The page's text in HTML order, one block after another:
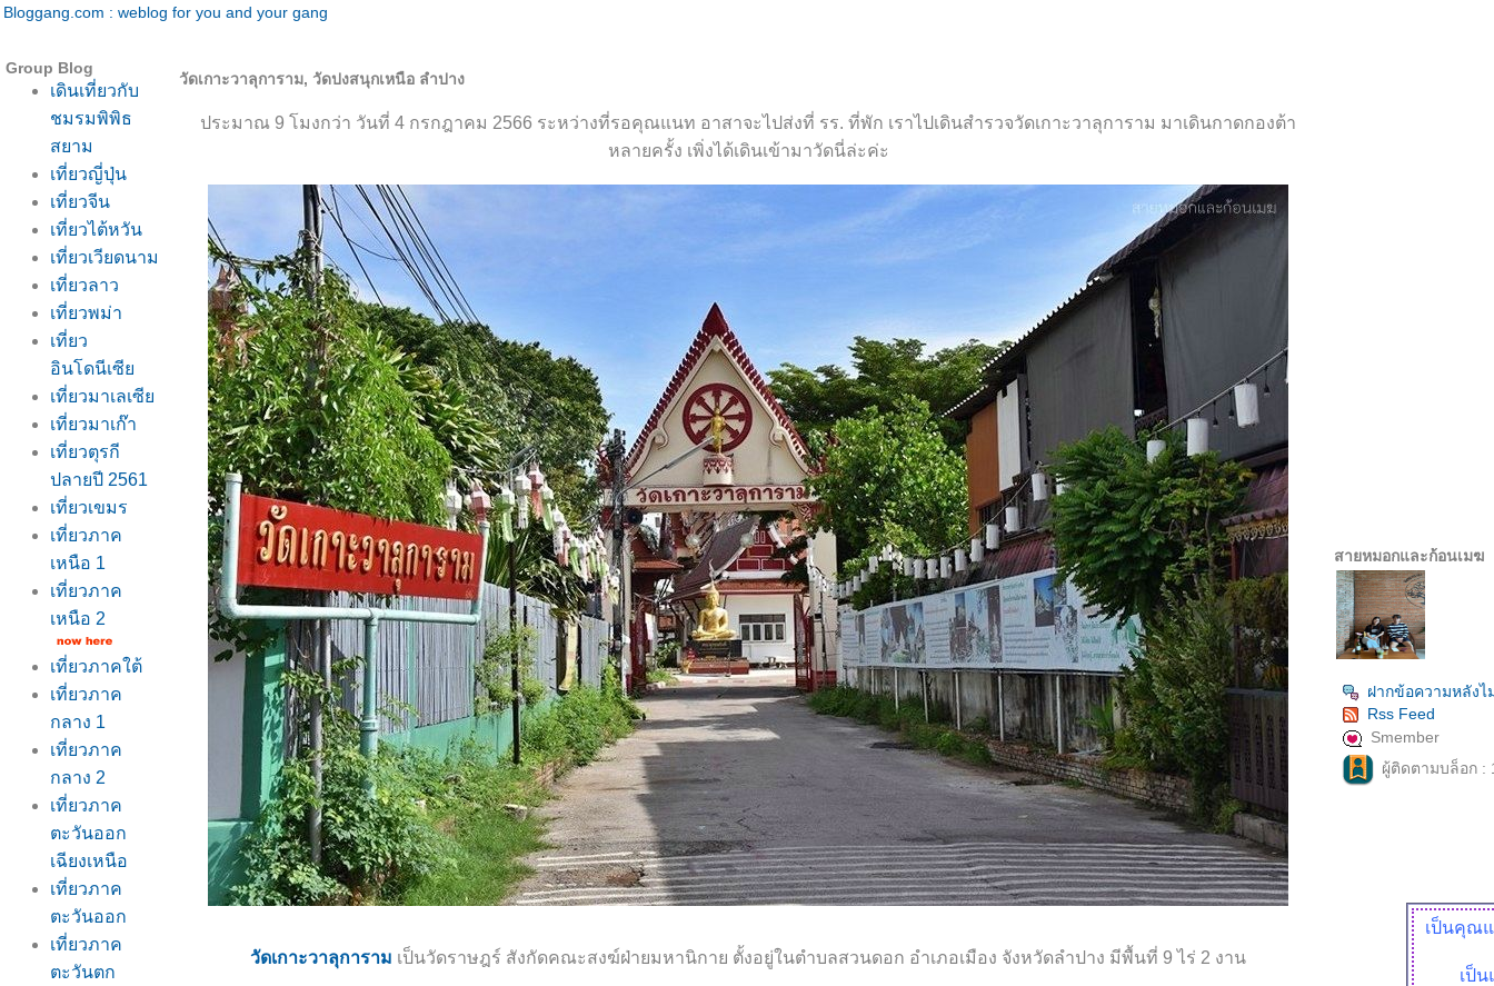
Bloggang.com : weblog for you and your gang
Group Blog
เดินเที่ยวกับ
ชมรมพิพิธ
สยาม
เที่ยวญี่ปุ่น
เที่ยวจีน
เที่ยวไต้หวัน
เที่ยวเวียดนาม
เที่ยวลาว
เที่ยวพม่า
เที่ยว
อินโดนีเซี
เที่ยวมาเลเซี
เที่ยวมาเก๊า
เที่ยวตุรกี
ปลายปี 2561
เที่ยวเขมร
เที่ยวภาค
เหนือ 1
เที่ยวภาค
เหนือ 2
เที่ยวภาคใต้
เที่ยวภาค
กลาง 1
เที่ยวภาค
กลาง 2
เที่ยวภาค
ตะวันออก
เฉียงเหนือ
เที่ยวภาค
ตะวันออก
เที่ยวภาค
ตะวันตก
วัดเกาะวาลุการาม, วัดปงสนุกเหนือ ลำปาง
ประมาณ 9 โมงกว่า วันที่ 4 กรกฎาคม 2566 ระหว่างที่รอคุณแนท อาสาจะไปส่งที่ รร. ที่พัก เราไปเดินสำรวจวัดเกาะวาลุการาม มาเดินกาดกองต้า
หลายครั้ง เพิ่งได้เดินเข้ามาวัดนี่ล่ะค่ะ
วัดเกาะวาลุการาม เป็นวัดราษฎร์ สังกัดคณะสงฆ์ฝ่ายมหานิกาย ตั้งอยู่ในตำบลสวนดอก อำเภอเมือง จังหวัดลำปาง มีพื้นที่ 9 ไร่ 2 งาน
สายหมอกและก้อนเมฆ
ฝากข้อความหลังไ
Rss Feed
Smember
ผู้ติดตามบล็อก :
เป็นคุณ
เป็